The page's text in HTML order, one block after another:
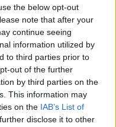
the below opt-out
note that after your
continue seeing
information utilized by
to third parties prior to
out of the further
by third parties on the
This information may
on the IAB’s List of
disclose it to other